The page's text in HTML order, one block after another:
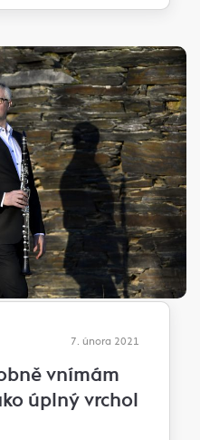
7. února 2021
vnímám
úplný vrchol